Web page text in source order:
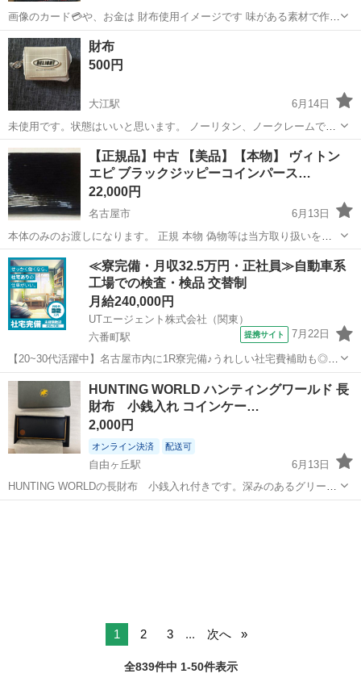
画像のカード💳や、お金は 財布使用イメージです 味がある素材で作ら
れた財布です シンプルなデザインなので使い勝手がいいです 小銭入れ
もポケット大きく使いやすいです ジーパンポケットにも入りました 便
利なのが片手で持...
愛知 名古屋市
財布
500円
大江駅
6月14日
未使用です。状態はいいと思います。 ノーリタン、ノークレームでお
願いいたします。
愛知 名古屋市 大江駅 小物
【正規品】中古 【美品】【本物】 ヴィトン
エピ ブラックジッピーコインパース…
22,000円
名古屋市
6月13日
本体のみのお渡しになります。 正規 本物 偽物等は当方取り扱いをし
ておりません。 小銭入れ？ ★商品名★ジッピーコインパース ★ブラ
ンド★ルイヴィトン ★形状★コインケース ★主素材...
愛知 名古屋市 小物 ヴィトン
≪寮完備・月収32.5万円・正社員≫自動車系
工場での検査・検品 交替制
月給240,000円
UTエージェント株式会社（関東）
六番町駅
提携サイト 7月22日
【20~30代活躍中】名古屋市内に1R寮完備♪うれしい社宅費補助も◎未
経験でもしっかり稼げる高収入ワーク☆コツモク派におすすめの組立
＆検査☆正社員登用制度あり《Javz1C》 詳細情報 ＜自動車エンジン
の組立・加工＞ 電気...
愛知 名古屋市
HUNTING WORLD ハンティングワールド 長
財布 小銭入れ コインケー…
2,000円
オンライン決済 配送可
自由ヶ丘駅
6月13日
HUNTING WORLDの長財布 小銭入れ付きです。深みのあるグリーン
で、ブランドロゴがアクセントになっています。コンパクトながらも
1 2 3 ... 次へ
全839件中 1-50件表示